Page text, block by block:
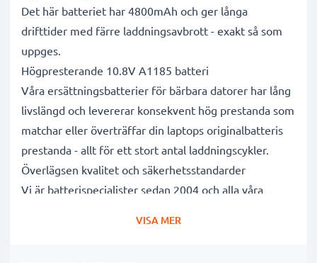
Det här batteriet har 4800mAh och ger långa
drifttider med färre laddningsavbrott - exakt så som
uppges.
Högpresterande 10.8V A1185 batteri
Våra ersättningsbatterier för bärbara datorer har lång
livslängd och levererar konsekvent hög prestanda som
matchar eller överträffar din laptops originalbatteris
prestanda - allt för ett stort antal laddningscykler.
Överlägsen kvalitet och säkerhetsstandarder
Vi är batterispecialister sedan 2004 och alla våra
VISA MER